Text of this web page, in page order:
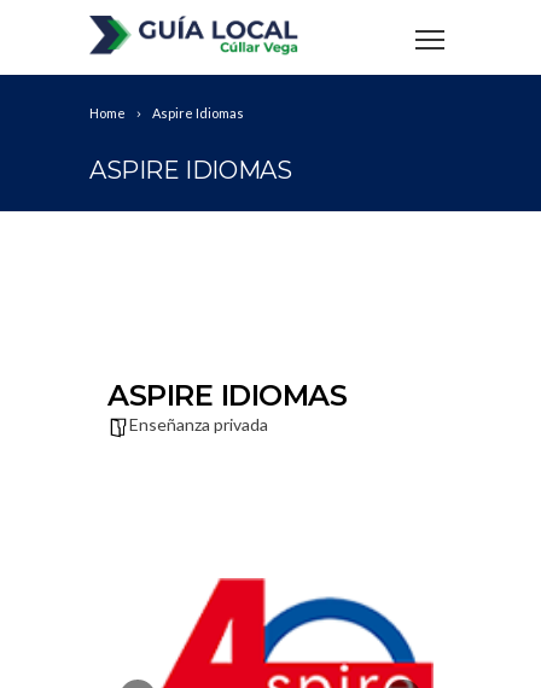
Home Aspire Idiomas
ASPIRE IDIOMAS
ASPIRE IDIOMAS
Enseñanza privada